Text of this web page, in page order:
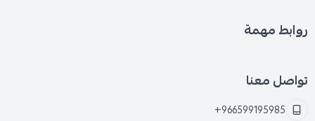
روابط مهمة
تواصل معنا
+966599195985